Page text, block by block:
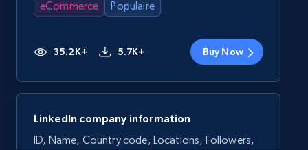
eCommerce Populaire
35.2K+ 5.7K+ Buy Now
LinkedIn company information
ID, Name, Country code, Locations, Followers,